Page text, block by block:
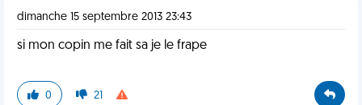
dimanche 15 septembre 2013 23:43
si mon copin me fait sa je le frape
0 21